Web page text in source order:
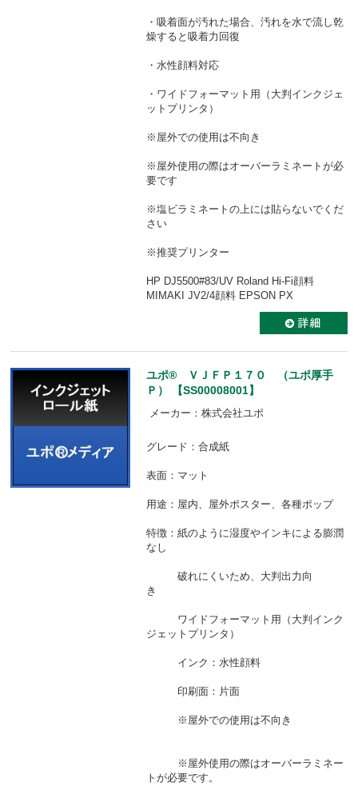
・吸着面が汚れた場合、汚れを水で流し乾
燥すると吸着力回復
・水性顔料対応
・ワイドフォーマット用（大判インクジェ
ットプリンタ）
※屋外での使用は不向き
※屋外使用の際はオーバーラミネートが必
要です
※塩ビラミネートの上には貼らないでくだ
さい
※推奨プリンター
HP DJ5500#83/UV Roland Hi-Fi顔料
MIMAKI JV2/4顔料 EPSON PX
ユポ® ＶＪＦＰ１７０ （ユポ厚手
Ｐ） 【SS00008001】
メーカー：株式会社ユポ
グレード：合成紙
表面：マット
用途：屋内、屋外ポスター、各種ポップ
特徴：紙のように湿度やインキによる膨潤
なし
破れにくいため、大判出力向
き
ワイドフォーマット用（大判インク
ジェットプリンタ）
インク：水性顔料
印刷面：片面
※屋外での使用は不向き
※屋外使用の際はオーバーラミネー
トが必要です。